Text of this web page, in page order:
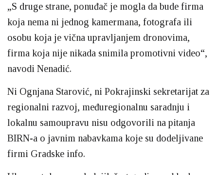
„S druge strane, ponuđač je mogla da bude firma
koja nema ni jednog kamermana, fotografa ili
osobu koja je vična upravljanjem dronovima,
firma koja nije nikada snimila promotivni video“,
navodi Nenadić.
Ni Ognjana Starović, ni Pokrajinski sekretarijat za
regionalni razvoj, međuregionalnu saradnju i
lokalnu samoupravu nisu odgovorili na pitanja
BIRN-a o javnim nabavkama koje su dodeljivane
firmi Gradske info.